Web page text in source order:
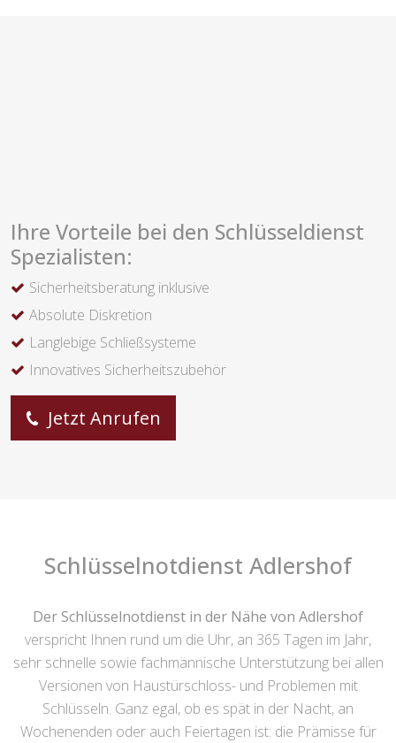
Ihre Vorteile bei den Schlüsseldienst
Spezialisten:
Absolute Diskretion
Schlüsselnotdienst Adlershof
Der Schlüsselnotdienst in der Nähe von Adlershof